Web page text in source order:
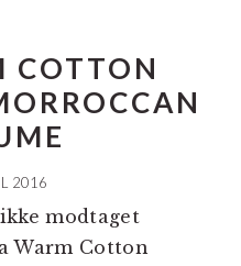
COTTON
2016
modtaget
Warm Cotton